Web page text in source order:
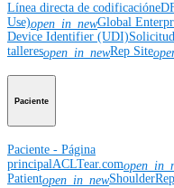
Línea directa de codificación
Use)open_in_newGlobal
Device Identifier (UDI)
talleresopen_in_newRep Site
Paciente
Paciente - Página
principal ACLTear.com
Patientopen_in_new